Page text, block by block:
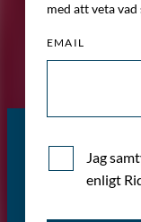
med att veta
EMAIL
Jag
enligt